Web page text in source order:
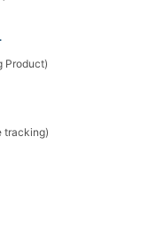
Product)
tracking)